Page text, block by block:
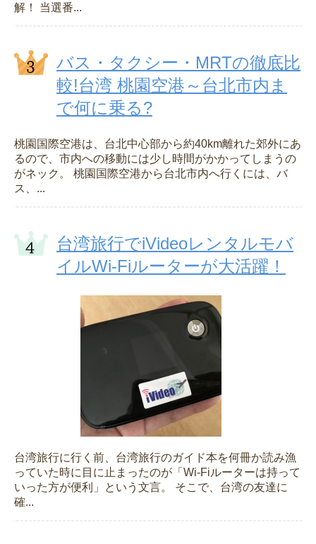
解！ 当選番...
バス・タクシー・MRTの徹底比
較!台湾 桃園空港～台北市内ま
で何に乗る?
桃園国際空港は、台北中心部から約40km離れた郊外にあ
るので、市内への移動には少し時間がかかってしまうの
がネック。 桃園国際空港から台北市内へ行くには、バ
ス、...
台湾旅行でiVideoレンタルモバ
イルWi-Fiルーターが大活躍！
台湾旅行に行く前、台湾旅行のガイド本を何冊か読み漁
っていた時に目に止まったのが「Wi-Fiルーターは持って
いった方が便利」という文言。 そこで、台湾の友達に
確...